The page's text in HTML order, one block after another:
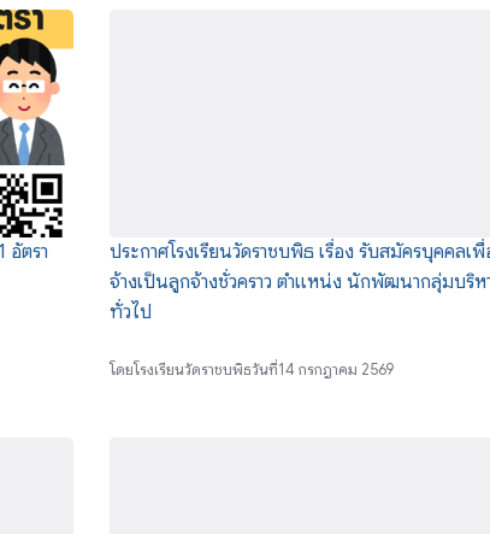
อัตรา
ประกาศโรงเรียนวัดราชบพิธ เรื่อง รับสมัครบุคคลเ
จ้างเป็นลูกจ้างชั่วคราว ตำแหน่ง นักพัฒนากลุ่มบริห
ทั่วไป
โดยโรงเรียนวัดราชบพิธวันที่14 กรกฎาคม 2569